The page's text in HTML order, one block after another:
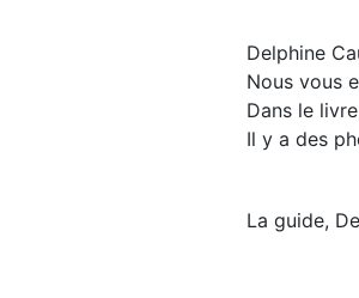
Delphine
Nous vous
Dans le
Il y a des
La guide,